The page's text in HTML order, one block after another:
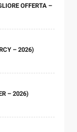
OFFERTA –
– 2026)
– 2026)